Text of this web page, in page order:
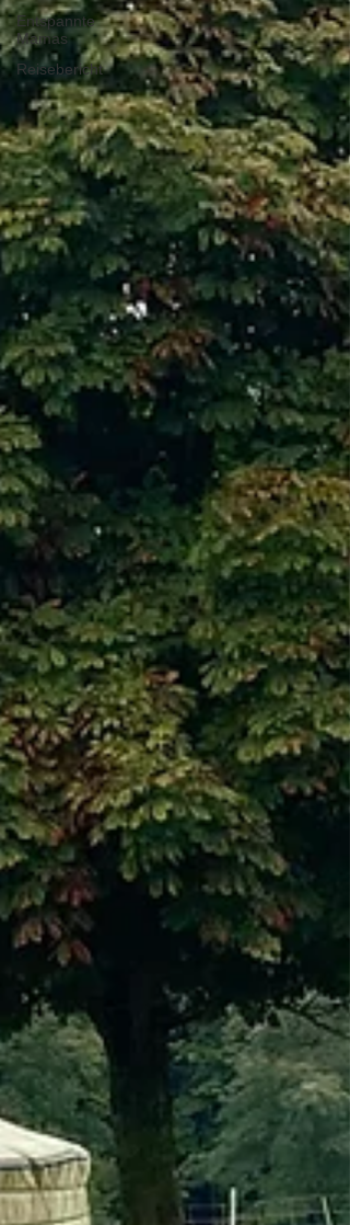
Entspannte
Mamas
Reisebericht